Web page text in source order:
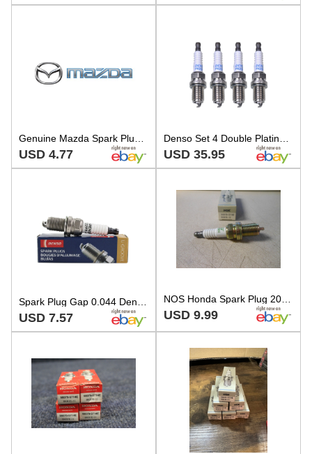
USD 4.77 USD 35.95
USD 7.57 USD 9.99